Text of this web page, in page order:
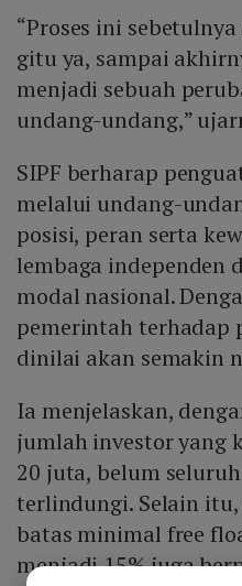
“Proses ini
gitu ya, sampai
menjadi sebuah
undang-undang,”
SIPF berharap
melalui undang-
posisi, peran serta
lembaga independen
modal nasional.
pemerintah terhadap
dinilai akan semakin
Ia menjelaskan,
jumlah investor yang
20 juta, belum
terlindungi. Selain
batas minimal free
menjadi 15% juga